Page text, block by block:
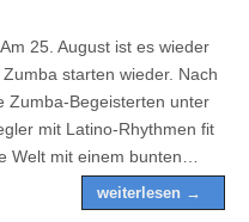
Am 25. August ist es wieder
starten wieder. Nach
Zumba-Begeisterten unter
mit Latino-Rhythmen fit
Welt mit einem bunten…
weiterlesen →